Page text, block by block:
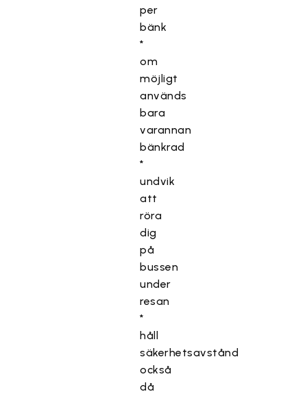
per
bänk
*
om
möjligt
används
bara
varannan
bänkrad
*
undvik
att
röra
dig
på
bussen
under
resan
*
håll
säkerhetsavstånd
också
då